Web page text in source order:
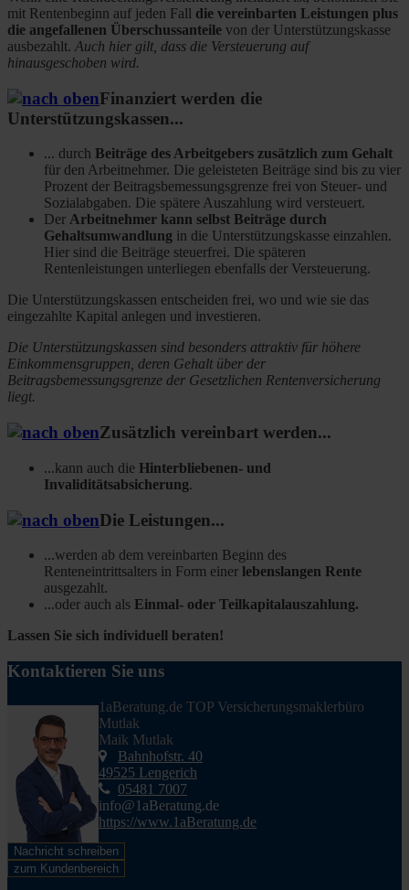
mit Rentenbeginn auf jeden Fall die vereinbarten Leistungen plus
die angefallenen Überschussanteile von der Unterstützungskasse
ausbezahlt. Auch hier gilt, dass die Versteuerung auf
hinausgeschoben wird.
Finanziert werden die
Unterstützungskassen...
... durch Beiträge des Arbeitgebers zusätzlich zum Gehalt
für den Arbeitnehmer. Die geleisteten Beiträge sind bis zu vier
Prozent der Beitragsbemessungsgrenze frei von Steuer- und
Sozialabgaben. Die spätere Auszahlung wird versteuert.
Der Arbeitnehmer kann selbst Beiträge durch
Gehaltsumwandlung in die Unterstützungskasse einzahlen.
Hier sind die Beiträge steuerfrei. Die späteren
Rentenleistungen unterliegen ebenfalls der Versteuerung.
Die Unterstützungskassen entscheiden frei, wo und wie sie das
eingezahlte Kapital anlegen und investieren.
Die Unterstützungskassen sind besonders attraktiv für höhere
Einkommensgruppen, deren Gehalt über der
Beitragsbemessungsgrenze der Gesetzlichen Rentenversicherung
liegt.
Zusätzlich vereinbart werden...
...kann auch die Hinterbliebenen- und
Invaliditätsabsicherung.
Die Leistungen...
...werden ab dem vereinbarten Beginn des
Renteneintrittsalters in Form einer lebenslangen Rente
ausgezahlt.
...oder auch als Einmal- oder Teilkapitalauszahlung.
Lassen Sie sich individuell beraten!
Kontaktieren Sie uns
1aBeratung.de TOP Versicherungsmaklerbüro
Mutlak
Maik Mutlak
Bahnhofstr. 40
49525 Lengerich
05481 7007
info@1aBeratung.de
https://www.1aBeratung.de
Nachricht schreiben
zum Kundenbereich